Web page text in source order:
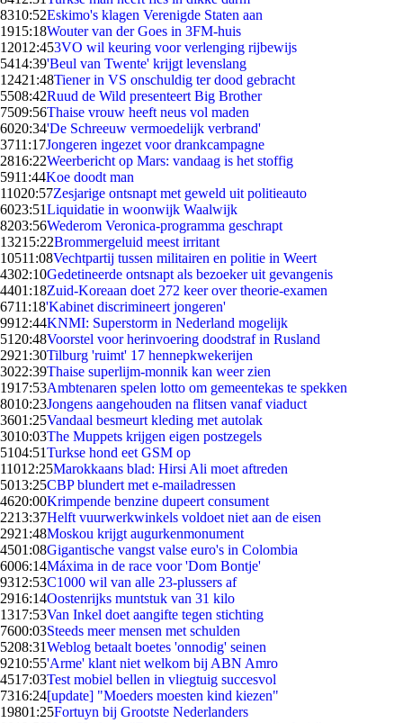
8310:52Eskimo's klagen Verenigde Staten aan
1915:18Wouter van der Goes in 3FM-huis
12012:453VO wil keuring voor verlenging rijbewijs
5414:39'Beul van Twente' krijgt levenslang
12421:48Tiener in VS onschuldig ter dood gebracht
5508:42Ruud de Wild presenteert Big Brother
7509:56Thaise vrouw heeft neus vol maden
6020:34'De Schreeuw vermoedelijk verbrand'
3711:17Jongeren ingezet voor drankcampagne
2816:22Weerbericht op Mars: vandaag is het stoffig
5911:44Koe doodt man
11020:57Zesjarige ontsnapt met geweld uit politieauto
6023:51Liquidatie in woonwijk Waalwijk
8203:56Wederom Veronica-programma geschrapt
13215:22Brommergeluid meest irritant
10511:08Vechtpartij tussen militairen en politie in Weert
4302:10Gedetineerde ontsnapt als bezoeker uit gevangenis
4401:18Zuid-Koreaan doet 272 keer over theorie-examen
6711:18'Kabinet discrimineert jongeren'
9912:44KNMI: Superstorm in Nederland mogelijk
51 20:48Voorstel voor herinvoering doodstraf in Rusland
2921:30Tilburg 'ruimt' 17 hennepkwekerijen
3022:39Thaise superlijm-monnik kan weer zien
1917:53Ambtenaren spelen lotto om gemeentekas te spekken
8010:23Jongens aangehouden na flitsen vanaf viaduct
3601:25Vandaal besmeurt kleding met autolak
3010:03The Muppets krijgen eigen postzegels
5104:51Turkse hond eet GSM op
11012:25Marokkaans blad: Hirsi Ali moet aftreden
5013:25CBP blundert met e-mailadressen
4620:00Krimpende benzine dupeert consument
2213:37Helft vuurwerkwinkels voldoet niet aan de eisen
2921:48Moskou krijgt augurkenmonument
4501:08Gigantische vangst valse euro's in Colombia
6006:14Máxima in de race voor 'Dom Bontje'
9312:53C1000 wil van alle 23-plussers af
2916:14Oostenrijks muntstuk van 31 kilo
1317:53Van Inkel doet aangifte tegen stichting
7600:03Steeds meer mensen met schulden
5208:31Weblog betaalt boetes 'onnodig' seinen
9210:55'Arme' klant niet welkom bij ABN Amro
4517:03Test mobiel bellen in vliegtuig succesvol
7316:24[update] "Moeders moesten kind kiezen"
19801:25Fortuyn bij Grootste Nederlanders